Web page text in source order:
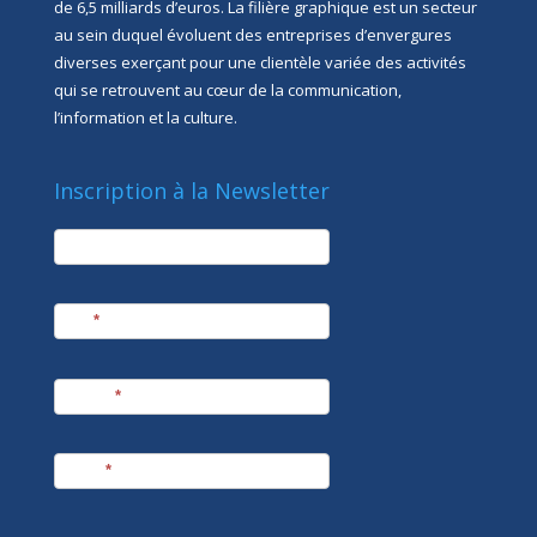
de 6,5 milliards d’euros. La filière graphique est un secteur
au sein duquel évoluent des entreprises d’envergures
diverses exerçant pour une clientèle variée des activités
qui se retrouvent au cœur de la communication,
l’information et la culture.
Inscription à la Newsletter
newsletter
*
*
*